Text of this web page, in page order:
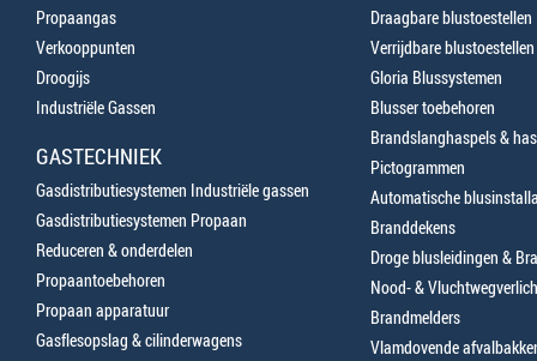
Propaangas
Verkooppunten
Droogijs
Industriële Gassen
GASTECHNIEK
Gasdistributiesystemen Industriële gassen
Gasdistributiesystemen Propaan
Reduceren & onderdelen
Propaantoebehoren
Propaan apparatuur
Gasflesopslag & cilinderwagens
Draagbare blustoestellen
Verrijdbare blustoestellen
Gloria Blussystemen
Blusser toebehoren
Brandslanghaspels &
Pictogrammen
Automatische
Branddekens
Droge blusleidingen &
Nood- &
Brandmelders
Vlamdovende